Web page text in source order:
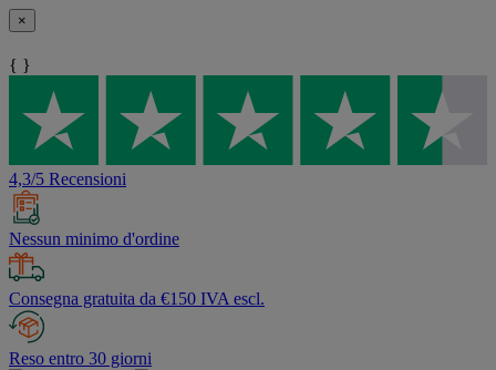
×
{ }
4,3/5 Recensioni
Nessun minimo d'ordine
Consegna gratuita da €150 IVA escl.
Reso entro 30 giorni